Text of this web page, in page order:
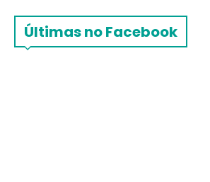
Últimas no Facebook